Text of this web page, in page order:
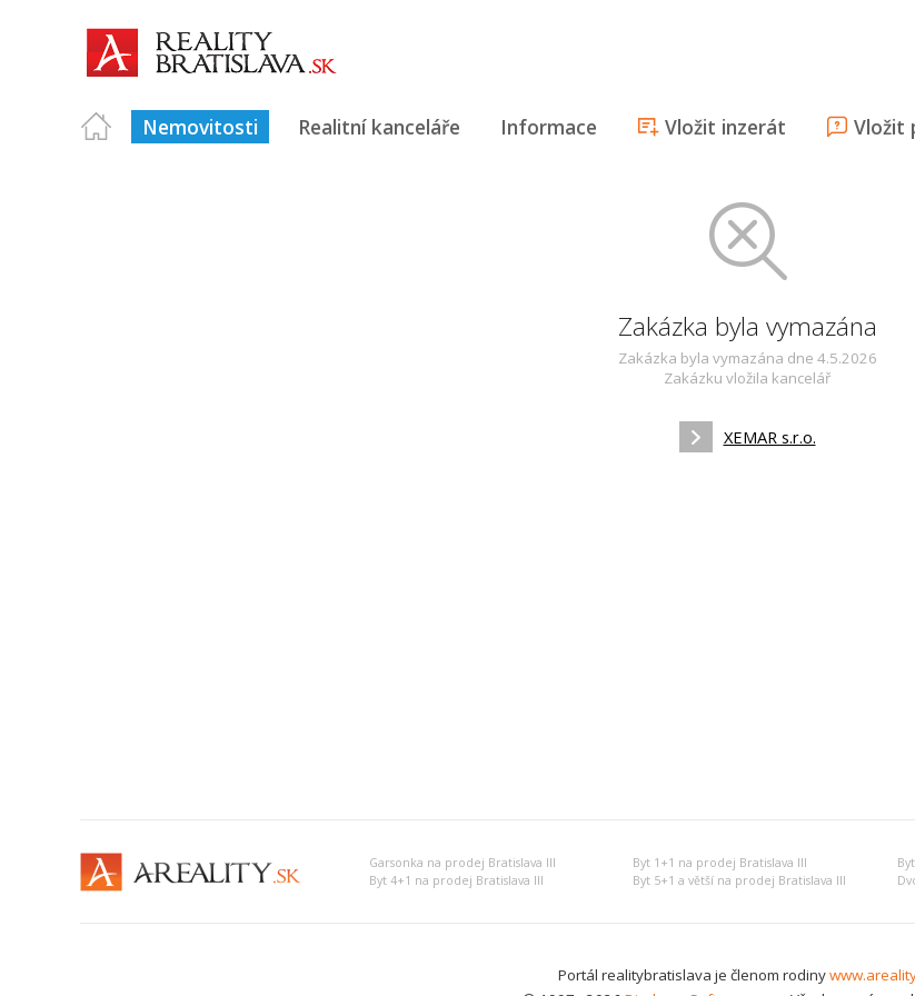
Nemovitosti Realitní kanceláře Informace Vložit inzerát Vložit
Zakázka byla vymazána
Zakázka byla vymazána dne 4.5.2026
Zakázku vložila kancelář
XEMAR s.r.o.
Garsonka na prodej Bratislava III Byt 1+1 na prodej Bratislava III
Byt 4+1 na prodej Bratislava III
Byt 5+1 a větší na prodej Bratislava III
Portál realitybratislava je členom rodiny